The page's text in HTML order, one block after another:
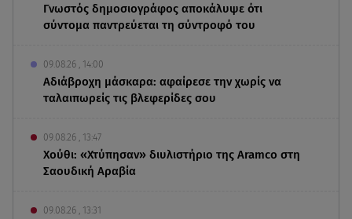
Γνωστός δημοσιογράφος αποκάλυψε ότι
σύντομα παντρεύεται τη σύντροφό του
09.08.26 , 14:00
Αδιάβροχη μάσκαρα: αφαίρεσε την χωρίς να
ταλαιπωρείς τις βλεφερίδες σου
09.08.26 , 13:47
Χούθι: «Χτύπησαν» διυλιστήριο της Aramco στη
Σαουδική Αραβία
09.08.26 , 13:31